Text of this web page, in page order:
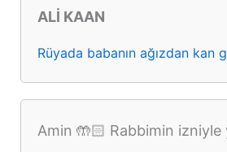
ALİ KAAN
Rüyada babanın ağızdan kan
Amin 🤲🏻 Rabbimin izniyle